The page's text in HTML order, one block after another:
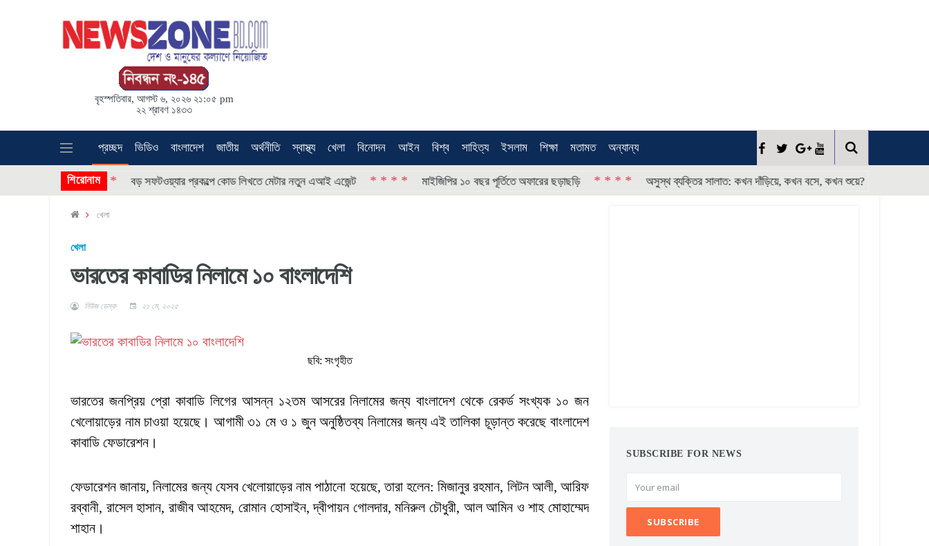
বৃহস্পতিবার, আগস্ট ৬, ২০২৬ ২১:০৫ pm
২২ শ্রাবণ ১৪৩৩
প্রচ্ছদ ভিডিও বাংলাদেশ জাতীয় অর্থনীতি স্বাস্থ্য খেলা বিনোদন আইন বিশ্ব সাহিত্য ইসলাম শিক্ষা মতামত অন্যান্য
শিরোনাম
* * * * বড় সফটওয়্যার প্রকল্পে কোড লিখতে মেটার নতুন এআই এজেন্ট * * * * মাইজিপির ১০ বছর পূর্তিতে অফারের ছড়াছড়ি * * * * অসুস্থ ব্যক্তির সালাত: কখন দাঁড়িয়ে, কখন বসে, কখন শুয়ে? * * * *
খেলা
খেলা
ভারতের কাবাডির নিলামে ১০ বাংলাদেশি
নিউজ ডেস্ক ২১ মে, ২০২৫
ছবি: সংগৃহীত
ভারতের জনপ্রিয় প্রো কাবাডি লিগের আসন্ন ১২তম আসরের নিলামের জন্য বাংলাদেশ থেকে রেকর্ড সংখ্যক ১০ জন
খেলোয়াড়ের নাম চাওয়া হয়েছে। আগামী ৩১ মে ও ১ জুন অনুষ্ঠিতব্য নিলামের জন্য এই তালিকা চূড়ান্ত করেছে বাংলাদেশ
কাবাডি ফেডারেশন।
ফেডারেশন জানায়, নিলামের জন্য যেসব খেলোয়াড়ের নাম পাঠানো হয়েছে, তারা হলেন: মিজানুর রহমান, লিটন আলী, আরিফ
রব্বানী, রাসেল হাসান, রাজীব আহমেদ, রোমান হোসাইন, দ্বীপায়ন গোলদার, মনিরুল চৌধুরী, আল আমিন ও শাহ মোহাম্মেদ
শাহান।
SUBSCRIBE FOR NEWS